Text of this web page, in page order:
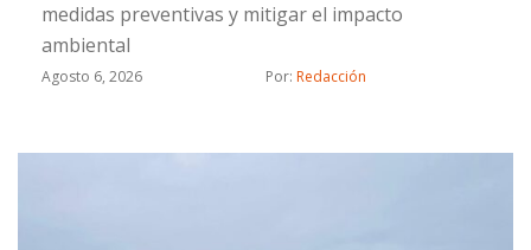
medidas preventivas y mitigar el impacto
ambiental
Agosto 6, 2026 Por: Redacción